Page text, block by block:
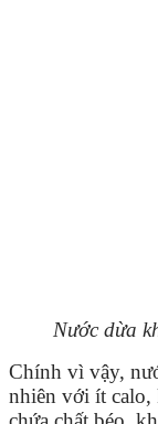
Nước dừa
Chính vì vậy,
nhiên với ít calo,